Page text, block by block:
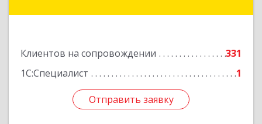
Клиентов на сопровождении
331
1С:Специалист
1
Отправить заявку
Отправить заявку